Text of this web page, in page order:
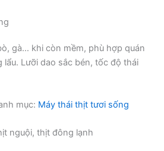
gà… khi còn mềm, phù hợp quán
lẩu. Lưỡi dao sắc bén, tốc độ thái
mục: Máy thái thịt tươi sống
nguội, thịt đông lạnh